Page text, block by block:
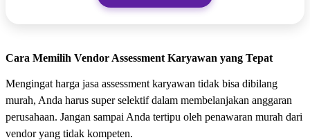
Cara Memilih Vendor Assessment Karyawan yang Tepat
Mengingat harga jasa assessment karyawan tidak bisa dibilang
murah, Anda harus super selektif dalam membelanjakan anggaran
perusahaan. Jangan sampai Anda tertipu oleh penawaran murah dari
vendor yang tidak kompeten.